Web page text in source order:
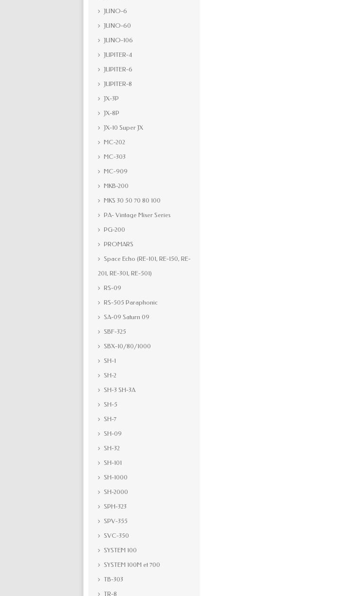
JUNO-6
JUNO-60
JUNO-106
JUPITER-4
JUPITER-6
JUPITER-8
JX-3P
JX-8P
JX-10 Super JX
MC-202
MC-303
MC-909
MKB-200
MKS 30 50 70 80 100
PA- Vintage Mixer Series
PG-200
PROMARS
Space Echo (RE-101, RE-150, RE-
201, RE-301, RE-501)
RS-09
RS-505 Paraphonic
SA-09 Saturn 09
SBF-325
SBX-10/80/1000
SH-1
SH-2
SH-3 SH-3A
SH-5
SH-7
SH-09
SH-32
SH-101
SH-1000
SH-2000
SPH-323
SPV-355
SVC-350
SYSTEM 100
SYSTEM 100M et 700
TB-303
TR-8